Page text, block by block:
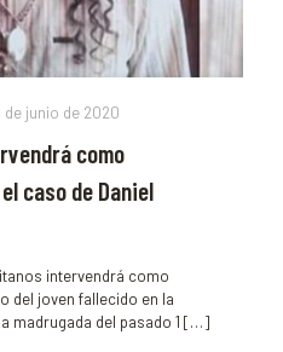
de junio de 2020
como
caso de Daniel
intervendrá como
del joven fallecido en la
madrugada del pasado 1 […]